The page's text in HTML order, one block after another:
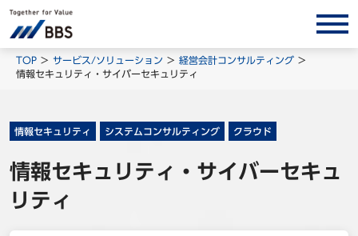
サービス/ソリューション
BPO
インサイト
TOP サービス/ソリューション
経営会計コンサルティング
情報セキュリティ・サイバーセキュリティ
情報セキュリティ システムコンサルティング クラウド
情報セキュリティ・サイバーセキュ
リティ